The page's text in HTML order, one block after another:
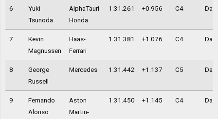
6
Yuki
Tsunoda
AlphaTauri-
Honda
1:31.261 +0.956 C4 Day
7
Kevin
Magnussen
Haas-
Ferrari
1:31.381 +1.076 C4 Day
8
George
Russell
Mercedes 1:31.442 +1.137 C5 Day
9
Fernando
Alonso
Aston
Martin-
1:31.450 +1.145 C4 Day